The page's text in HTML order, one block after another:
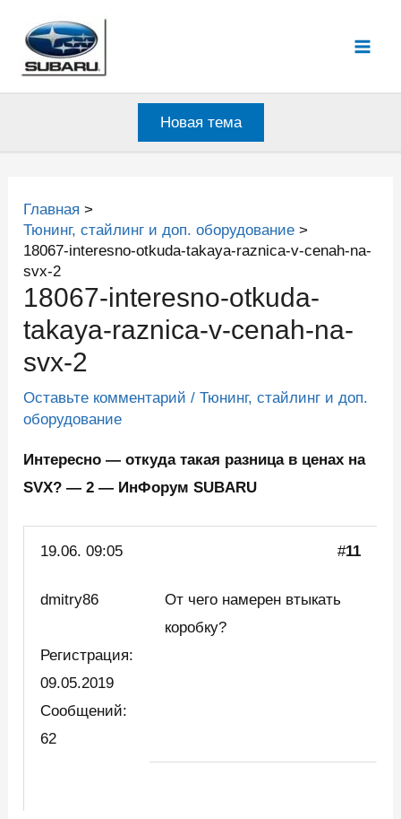
содержимому
Новая тема
Главная
Тюнинг, стайлинг и доп. оборудование
18067-interesno-otkuda-takaya-raznica-v-cenah-na-
svx-2
18067-interesno-otkuda-
takaya-raznica-v-cenah-na-
svx-2
Оставьте комментарий /Тюнинг, стайлинг и доп.
оборудование
Интересно — откуда такая разница в ценах на
SVX? — 2 — ИнФорум SUBARU
19.06. 09:05 #11
dmitry86
Регистрация:
09.05.2019
Сообщений:
62
От чего намерен втыкать
коробку?